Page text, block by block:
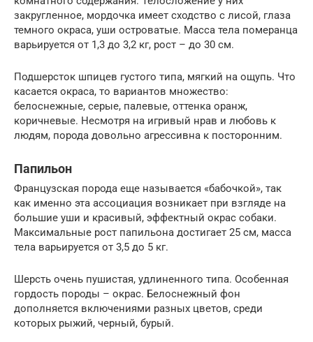
закругленное, мордочка имеет сходство с лисой, глаза
темного окраса, уши островатые. Масса тела померанца
варьируется от 1,3 до 3,2 кг, рост – до 30 см.
Подшерсток шпицев густого типа, мягкий на ощупь. Что
касается окраса, то вариантов множество:
белоснежные, серые, палевые, оттенка оранж,
коричневые. Несмотря на игривый нрав и любовь к
людям, порода довольно агрессивна к посторонним.
Папильон
Французская порода еще называется «бабочкой», так
как именно эта ассоциация возникает при взгляде на
большие уши и красивый, эффектный окрас собаки.
Максимальные рост папильона достигает 25 см, масса
тела варьируется от 3,5 до 5 кг.
Шерсть очень пушистая, удлиненного типа. Особенная
гордость породы – окрас. Белоснежный фон
дополняется включениями разных цветов, среди
которых рыжий, черный, бурый.